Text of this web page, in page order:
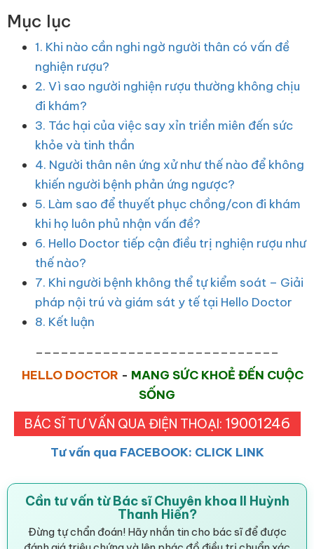
Mục lục
1. Khi nào cần nghi ngờ người thân có vấn đề
nghiện rượu?
2. Vì sao người nghiện rượu thường không chịu
đi khám?
3. Tác hại của việc say xỉn triền miên đến sức
khỏe và tinh thần
4. Người thân nên ứng xử như thế nào để không
khiến người bệnh phản ứng ngược?
5. Làm sao để thuyết phục chồng/con đi khám
khi họ luôn phủ nhận vấn đề?
6. Hello Doctor tiếp cận điều trị nghiện rượu như
thế nào?
7. Khi người bệnh không thể tự kiểm soát – Giải
pháp nội trú và giám sát y tế tại Hello Doctor
8. Kết luận
HELLO DOCTOR - MANG SỨC KHOẺ ĐẾN CUỘC
SỐNG
BÁC SĨ TƯ VẤN QUA ĐIỆN THOẠI: 19001246
Tư vấn qua FACEBOOK: CLICK LINK
Cần tư vấn từ Bác sĩ Chuyên khoa II Huỳnh
Thanh Hiển?
Đừng tự chẩn đoán! Hãy nhắn tin cho bác sĩ để được